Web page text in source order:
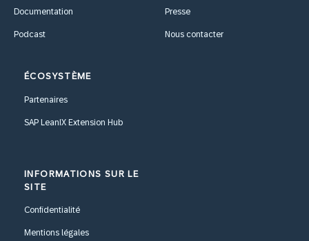
Documentation
Podcast
Presse
Nous contacter
ÉCOSYSTÈME
Partenaires
SAP LeanIX Extension Hub
INFORMATIONS SUR LE
SITE
Confidentialité
Mentions légales